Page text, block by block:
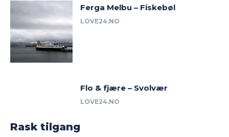
Ferga Melbu – Fiskebøl
LOVE24.NO
Flo & fjære – Svolvær
LOVE24.NO
Rask tilgang